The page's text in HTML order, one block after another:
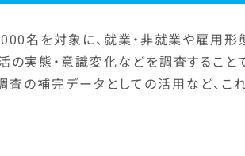
名を対象に、就業・非就業や雇用形
の実態・意識変化などを調査すること
査の補完データとしての活用など、こ